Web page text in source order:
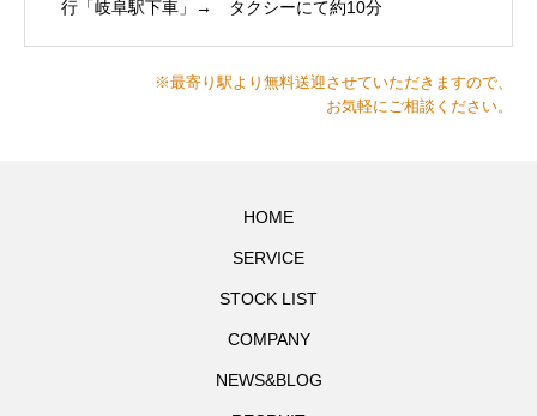
行「岐阜駅下車」→ タクシーにて約10分
※最寄り駅より無料送迎させていただきますので、
お気軽にご相談ください。
HOME
SERVICE
STOCK LIST
COMPANY
NEWS&BLOG